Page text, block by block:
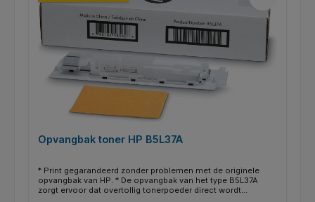
Opvangbak toner HP B5L37A
* Print gegarandeerd zonder problemen met de originele
opvangbak van HP. * De opvangbak van het type B5L37A
zorgt ervoor dat overtollig tonerpoeder direct wordt